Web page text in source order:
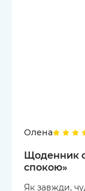
Олена
Щоденник
спокою»
Як завжди,